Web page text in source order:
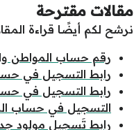
مقالات مقترحة
نرشح لكم أيضًا قراءة
رقم حساب المواطن
رابط التسجيل في
رابط التسجيل في
التسجيل في حساب
رابط تَسجيل مولود